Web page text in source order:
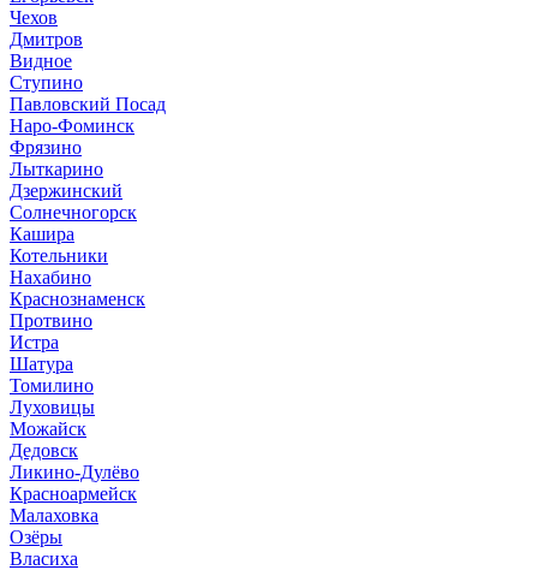
Чехов
Дмитров
Видное
Ступино
Павловский Посад
Наро-Фоминск
Фрязино
Лыткарино
Дзержинский
Солнечногорск
Кашира
Котельники
Нахабино
Краснознаменск
Протвино
Истра
Шатура
Томилино
Луховицы
Можайск
Дедовск
Ликино-Дулёво
Красноармейск
Малаховка
Озёры
Власиха